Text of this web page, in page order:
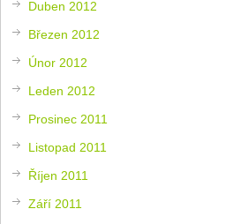
Duben 2012
Březen 2012
Únor 2012
Leden 2012
Prosinec 2011
Listopad 2011
Říjen 2011
Září 2011